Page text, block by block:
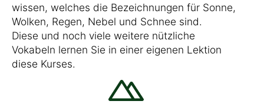
wissen, welches die Bezeichnungen für Sonne,
Wolken, Regen, Nebel und Schnee sind.
Diese und noch viele weitere nützliche
Vokabeln lernen Sie in einer eigenen Lektion
diese Kurses.